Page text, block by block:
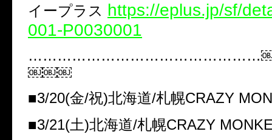
イープラス ​ https://eplus.jp/sf/
001-P0030001
￼￼￼
■3/20(金/祝)北海道/札幌CRAZY
■3/21(土)北海道/札幌CRAZY